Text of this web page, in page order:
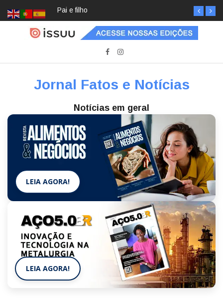
Pai e filho
Jornal Fatos e Notícias
Notícias em geral
LEIA AGORA!
LEIA AGORA!